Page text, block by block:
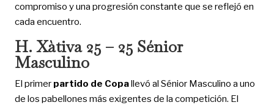
compromiso y una progresión constante que se reflejó en
cada encuentro.
H. Xàtiva 25 – 25 Sénior
Masculino
El primer partido de Copallevó al Sénior Masculino a uno
de los pabellones más exigentes de la competición. El